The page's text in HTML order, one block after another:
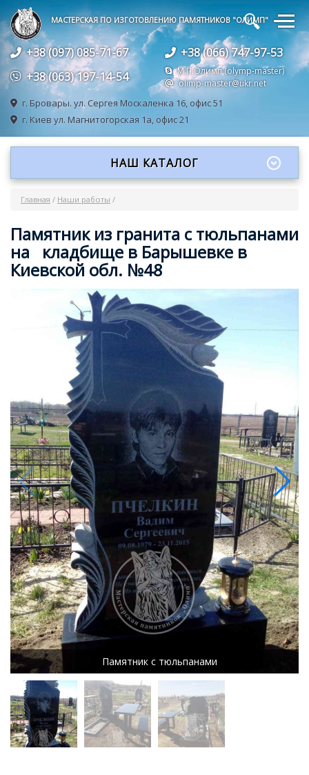
🔍
МАСТЕРСКАЯ ПО ИЗГОТОВЛЕНИЮ ПАМЯТНИКОВ "ОЛИМП"
+38 (097) 085-71-67
+38 (063) 197-14-54
+38 (066) 747-97-53
М.П.Олимп (olymp-master)
olimp-master@ukr.net
г. Бровары. ул. Сергея Москаленка 16, офис 51
г. Киев ул. Магнитогорская 1а, офис 21
Главная / Наши работы /
Памятник из гранита с тюльпанами
на кладбище в Барышевке в
Киевской обл. №48
Памятник с тюльпанами
НАШ КАТАЛОГ